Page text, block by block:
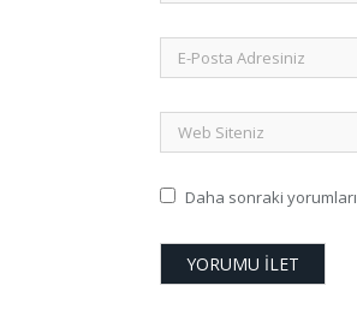
Daha sonraki